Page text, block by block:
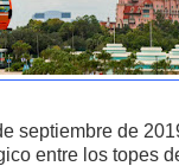
septiembre de
entre los topes